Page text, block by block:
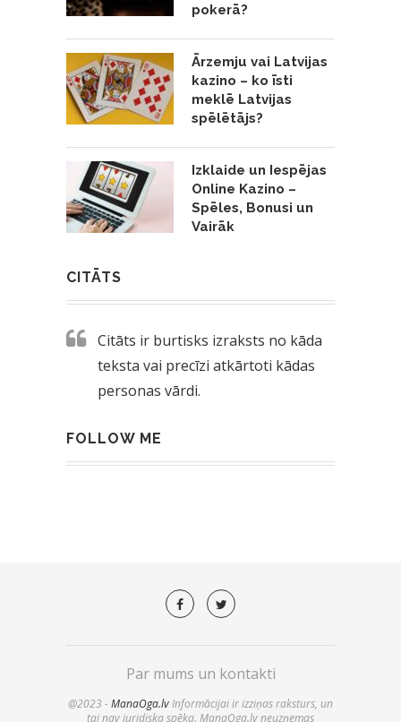
pokerā?
Ārzemju vai Latvijas
kazino – ko īsti
meklē Latvijas
spēlētājs?
Izklaide un Iespējas
Online Kazino –
Spēles, Bonusi un
Vairāk
CITĀTS
Citāts ir burtisks izraksts no kāda
teksta vai precīzi atkārtoti kādas
personas vārdi.
FOLLOW ME
Par mums un kontakti
@2023 - ManaOga.lvInformācijai ir izziņas raksturs, un
tai nav juridiska spēka. ManaOga.lv neuzņemas